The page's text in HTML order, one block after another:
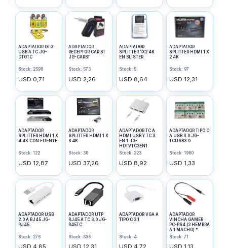
ADAPTADOR OTG
USB A TC JG-
OTGTC
Stock: 2598
USD 0,71
ADAPTADOR
RECEPTOR CAR BT
JG-CARBT
Stock: 573
USD 2,26
ADAPTADOR
SPLITTER 1X2 4K
EN BLISTER
Stock: 5
USD 8,64
ADAPTADOR
SPLITTER HDMI 1 X
2 4K
Stock: 97
USD 12,31
ADAPTADOR
SPLITTER HDMI 1 X
4 4K CON FUENTE
Stock: 122
USD 12,87
ADAPTADOR
SPLITTER HDMI 1 X
8 4K
Stock: 36
USD 37,26
ADAPTADOR TC A
HDMI USB Y TC 3
EN 1 JG-
HDTVTC3EN1
Stock: 223
USD 8,92
ADAPTADOR TIPO C
A USB 3.0 JG-
TCUSB3.0
Stock: 1980
USD 1,33
ADAPTADOR USB
2.0 A RJ45 JG-
RJ45
Stock: 276
USD 4,85
ADAPTADOR UTP
RJ45 A TC 3.0 JG-
R45TC
Stock: 336
USD 12,31
ADAPTADOR VGA A
TIPO C 3.1
Stock: 4
USD 4,72
ADAPTADOR
VINCHA GAMER
PC-PS4 (2 HEMBRA
A 1 MACHO) *
Stock: 71
USD 1,13